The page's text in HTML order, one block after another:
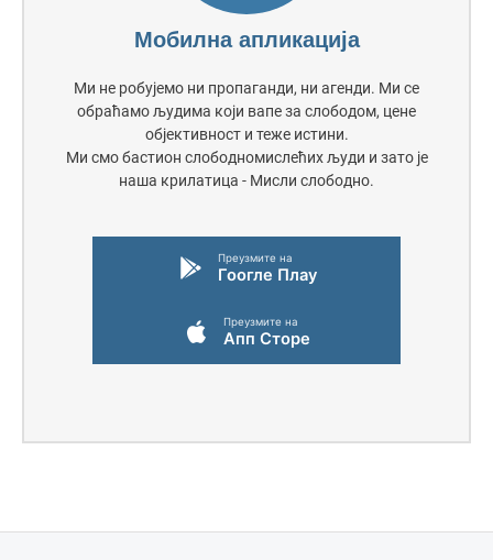
Мобилна апликација
Ми не робујемо ни пропаганди, ни агенди. Ми се
обраћамо људима који вапе за слободом, цене
објективност и теже истини.
Ми смо бастион слободномислећих људи и зато је
наша крилатица - Мисли слободно.
Преузмите на
Гоогле Плаy
Преузмите на
Апп Сторе